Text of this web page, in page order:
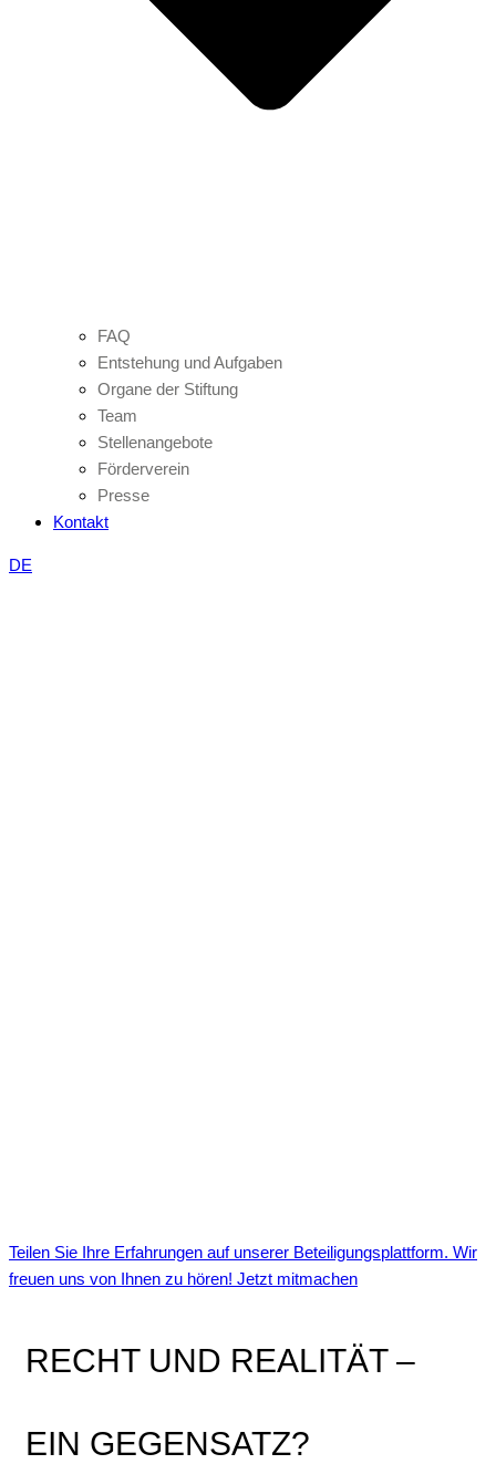
FAQ
Entstehung und Aufgaben
Organe der Stiftung
Team
Stellenangebote
Förderverein
Presse
Kontakt
DE
Teilen Sie Ihre Erfahrungen auf unserer Beteiligungsplattform. Wir
freuen uns von Ihnen zu hören! Jetzt mitmachen
RECHT UND REALITÄT –
EIN GEGENSATZ?